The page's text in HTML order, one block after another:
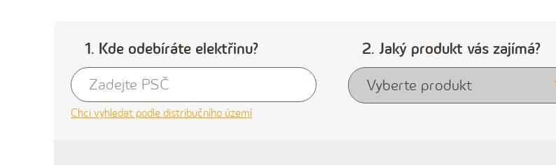
1. Kde odebíráte elektřinu?
Chci vyhledat podle distribučního území
2. Jaký produkt vás zajímá?
Vyberte produkt